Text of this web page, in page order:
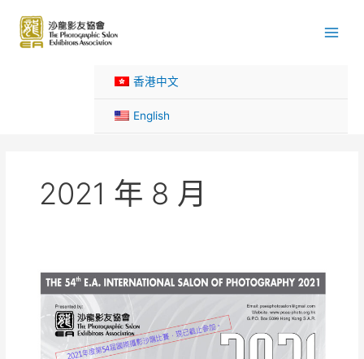
content
香港中文
English
2021 年 8 月